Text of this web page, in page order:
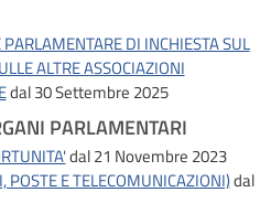
DI INCHIESTA SUL
ALTRE ASSOCIAZIONI
dal 30 Settembre 2025
PARLAMENTARI
dal 21 Novembre 2023
POSTE E TELECOMUNICAZIONI)dal